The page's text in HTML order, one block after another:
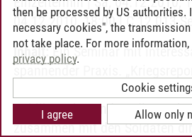
04.12.2010, 18:00 | C 12.013
Inhalt:Ein Seminar mit
spannender Praxis.
Fernsehens genießen hohes
Publikum, besonders die
zusammen mit den Soldaten
then be processed by US
necessary cookies", the
not take place. For more
privacy policy.
Cookie
Allow only
I agree